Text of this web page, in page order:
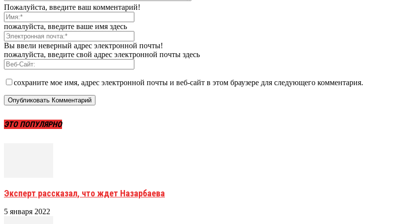
Пожалуйста, введите ваш комментарий!
пожалуйста, введите ваше имя здесь
Вы ввели неверный адрес электронной почты!
пожалуйста, введите свой адрес электронной почты здесь
сохраните мое имя, адрес электронной почты и веб-сайт в этом браузере для следующего комментария.
ЭТО ПОПУЛЯРНО
Эксперт рассказал, что ждет Назарбаева
5 января 2022